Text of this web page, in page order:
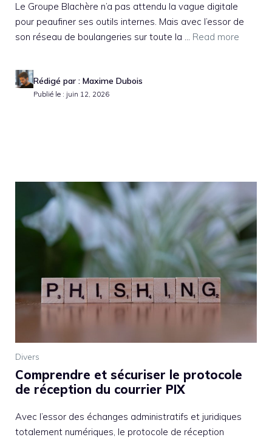
Le Groupe Blachère n’a pas attendu la vague digitale
pour peaufiner ses outils internes. Mais avec l’essor de
son réseau de boulangeries sur toute la ... Read more
Rédigé par : Maxime Dubois
Publié le : juin 12, 2026
Divers
Comprendre et sécuriser le protocole
de réception du courrier PIX
Avec l’essor des échanges administratifs et juridiques
totalement numériques, le protocole de réception